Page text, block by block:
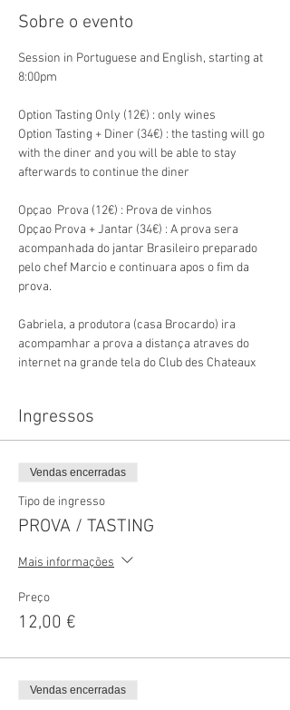
Sobre o evento
Session in Portuguese and English, starting at
8:00pm
Option Tasting Only (12€) : only wines
Option Tasting + Diner (34€) : the tasting will go
with the diner and you will be able to stay
afterwards to continue the diner
Opçao  Prova (12€) : Prova de vinhos
Opçao Prova + Jantar (34€) : A prova sera
acompanhada do jantar Brasileiro preparado
pelo chef Marcio e continuara apos o fim da
prova.
Gabriela, a produtora (casa Brocardo) ira
acompamhar a prova a distança atraves do
internet na grande tela do Club des Chateaux
Ingressos
Vendas encerradas
Tipo de ingresso
PROVA / TASTING
Mais informações
Preço
12,00 €
Vendas encerradas